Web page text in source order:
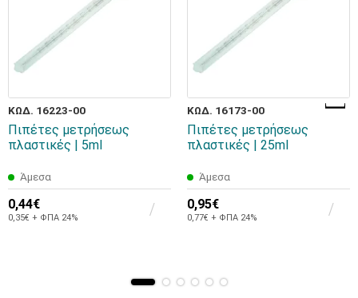
ΚΩΔ. 16223-00
Πιπέτες μετρήσεως
πλαστικές | 5ml
Άμεσα
0,44€
0,35€ + ΦΠΑ 24%
ΚΩΔ. 16173-00
Πιπέτες μετρήσεως
πλαστικές | 25ml
Άμεσα
0,95€
0,77€ + ΦΠΑ 24%